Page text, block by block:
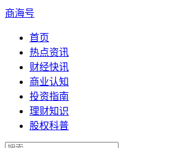
商海号
首页
热点资讯
财经快讯
商业认知
投资指南
理财知识
股权科普